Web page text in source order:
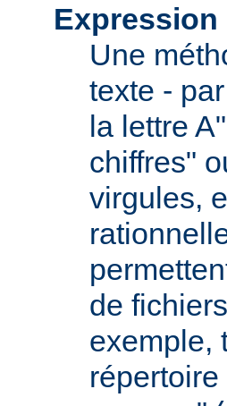
Expression
Une
texte -
la lettre
chiffres"
virgules,
de
exemple,